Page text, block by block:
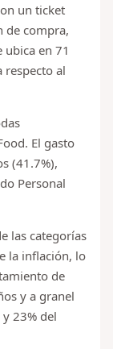
un ticket
de compra,
ubica en 71
respecto al
El gasto
(41.7%),
Personal
las categorías
la inflación, lo
de
y a granel
23% del